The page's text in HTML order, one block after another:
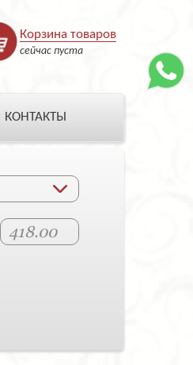
Корзина товаров
сейчас пуста
КОНТАКТЫ